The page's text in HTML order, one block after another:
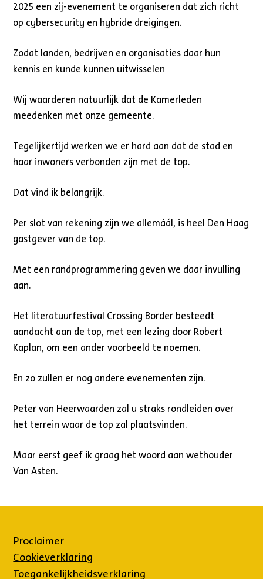
2025 een zij-evenement te organiseren dat zich richt
op cybersecurity en hybride dreigingen.
Zodat landen, bedrijven en organisaties daar hun
kennis en kunde kunnen uitwisselen
Wij waarderen natuurlijk dat de Kamerleden
meedenken met onze gemeente.
Tegelijkertijd werken we er hard aan dat de stad en
haar inwoners verbonden zijn met de top.
Dat vind ik belangrijk.
Per slot van rekening zijn we allemáál, is heel Den Haag
gastgever van de top.
Met een randprogrammering geven we daar invulling
aan.
Het literatuurfestival Crossing Border besteedt
aandacht aan de top, met een lezing door Robert
Kaplan, om een ander voorbeeld te noemen.
En zo zullen er nog andere evenementen zijn.
Peter van Heerwaarden zal u straks rondleiden over
het terrein waar de top zal plaatsvinden.
Maar eerst geef ik graag het woord aan wethouder
Van Asten.
Proclaimer
Cookieverklaring
Toegankelijkheidsverklaring